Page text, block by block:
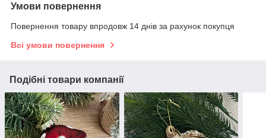
Умови повернення
Повернення товару впродовж 14 днів за рахунок покупця
Всі умови повернення
Подібні товари компанії